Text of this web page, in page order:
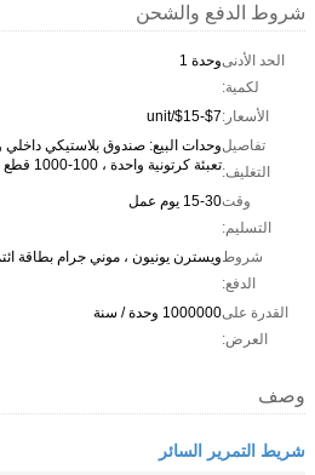
شروط الدفع والشحن
الحد الأدنى
لكمية:
وحدة 1
الأسعار:$7-$15/unit
تفاصيل
التغليف:
وحدات البيع: صندوق بلاستيكي
تعبئة كرتونية واحدة ، 100-1000 قطع
وقت
التسليم:
15-30 يوم عمل
شروط
الدفع:
ويسترن يونيون ، موني جرام بطاقة
القدرة على
العرض:
1000000 وحدة / سنة
وصف
شريط التمرير السائر